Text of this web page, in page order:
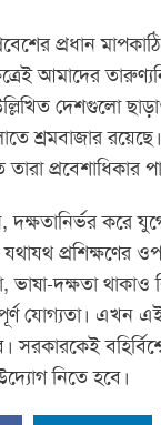
প্রধান
আমাদের
দেশগুলো
শ্রমবাজার রয়েছে।
প্রবেশাধিকার
দক্ষতানির্ভর করে
যথাযথ প্রশিক্ষণের
দক্ষতা থাকাও
যোগ্যতা। এখন
সরকারকেই
নিতে হবে।